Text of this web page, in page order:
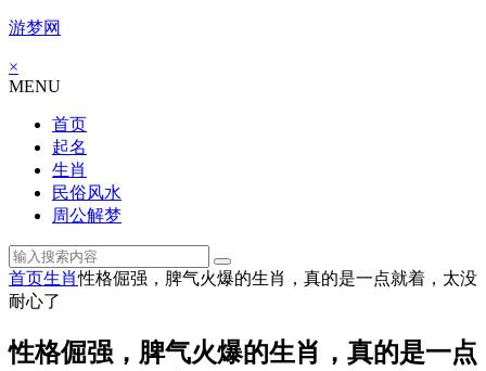
游梦网
×
MENU
首页
起名
生肖
民俗风水
周公解梦
首页生肖性格倔强，脾气火爆的生肖，真的是一点就着，太没
耐心了
性格倔强，脾气火爆的生肖，真的是一点